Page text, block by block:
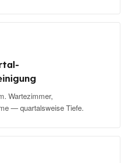
Wartezimmer,
— quartalsweise Tiefe.